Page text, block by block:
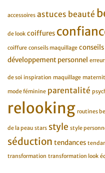
accessoires astuces beauté
de look coiffures
coiffure conseils maquillage
développement personnel
de soi inspiration maquillage
mode féminine parentalité
relooking routines
de la peau stars style style
séduction tendances
transformation transformation look